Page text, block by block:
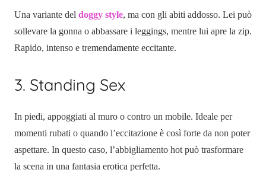
Una variante del doggy style, ma con gli abiti addosso. Lei può
sollevare la gonna o abbassare i leggings, mentre lui apre la zip.
Rapido, intenso e tremendamente eccitante.
3. Standing Sex
In piedi, appoggiati al muro o contro un mobile. Ideale per
momenti rubati o quando l’eccitazione è così forte da non poter
aspettare. In questo caso, l’abbigliamento hot può trasformare
la scena in una fantasia erotica perfetta.